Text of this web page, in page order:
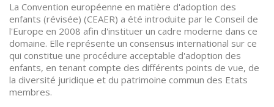
La Convention européenne en matière d'adoption des
enfants (révisée) (CEAER) a été introduite par le Conseil de
l'Europe en 2008 afin d'instituer un cadre moderne dans ce
domaine. Elle représente un consensus international sur ce
qui constitue une procédure acceptable d'adoption des
enfants, en tenant compte des différents points de vue, de
la diversité juridique et du patrimoine commun des Etats
membres.